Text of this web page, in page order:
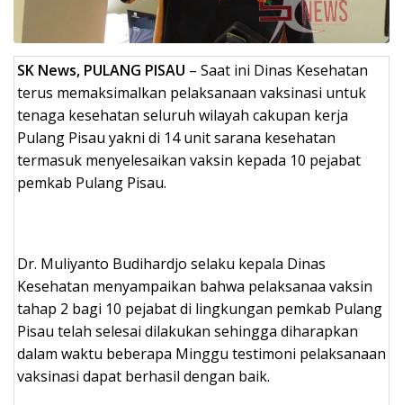
SK News, PULANG PISAU – Saat ini Dinas Kesehatan
terus memaksimalkan pelaksanaan vaksinasi untuk
tenaga kesehatan seluruh wilayah cakupan kerja
Pulang Pisau yakni di 14 unit sarana kesehatan
termasuk menyelesaikan vaksin kepada 10 pejabat
pemkab Pulang Pisau.
Dr. Muliyanto Budihardjo selaku kepala Dinas
Kesehatan menyampaikan bahwa pelaksanaa vaksin
tahap 2 bagi 10 pejabat di lingkungan pemkab Pulang
Pisau telah selesai dilakukan sehingga diharapkan
dalam waktu beberapa Minggu testimoni pelaksanaan
vaksinasi dapat berhasil dengan baik.